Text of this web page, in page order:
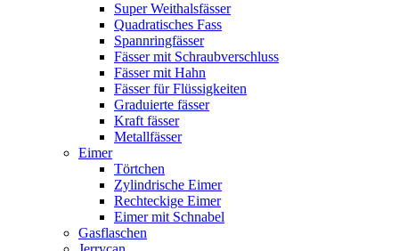
Super Weithalsfässer
Quadratisches Fass
Spannringfässer
Fässer mit Schraubverschluss
Fässer mit Hahn
Fässer für Flüssigkeiten
Graduierte fässer
Kraft fässer
Metallfässer
Eimer
Törtchen
Zylindrische Eimer
Rechteckige Eimer
Eimer mit Schnabel
Gasflaschen